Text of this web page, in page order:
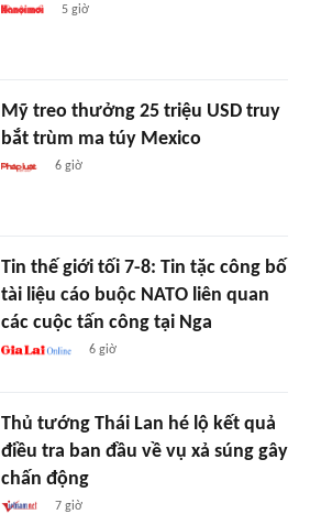
5 giờ
Mỹ treo thưởng 25 triệu USD truy
bắt trùm ma túy Mexico
6 giờ
Tin thế giới tối 7-8: Tin tặc công bố
tài liệu cáo buộc NATO liên quan
các cuộc tấn công tại Nga
6 giờ
Thủ tướng Thái Lan hé lộ kết quả
điều tra ban đầu về vụ xả súng gây
chấn động
7 giờ